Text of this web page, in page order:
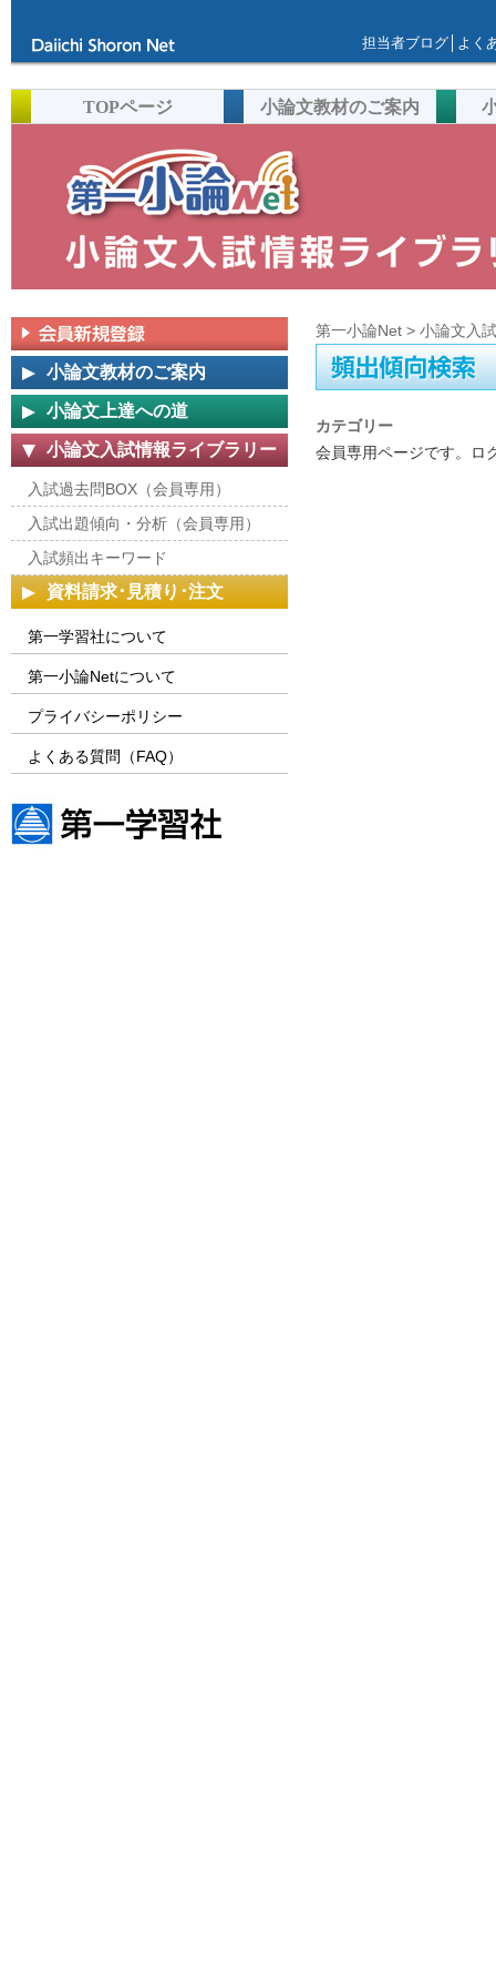
担当者ブログ よく
TOPページ 小論文教材のご案内
小論文教材のご案内
小論文上達への道
小論文入試情報ライブラリー
入試過去問BOX（会員専用）
入試出題傾向・分析（会員専用）
入試頻出キーワード
資料請求･見積り･注文
第一学習社について
第一小論Netについて
プライバシーポリシー
よくある質問（FAQ）
第一小論Net > 小論文入
カテゴリー
会員専用ページです。ロ